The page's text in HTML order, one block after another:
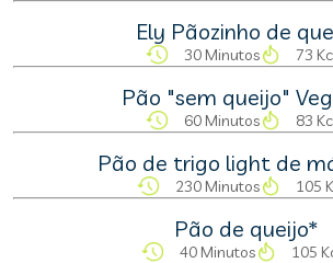
Ely Pãozinho de
30 Minutos 73
Pão "sem queijo"
60 Minutos 83
Pão de trigo light de
230 Minutos 105
Pão de queijo*
40 Minutos 105